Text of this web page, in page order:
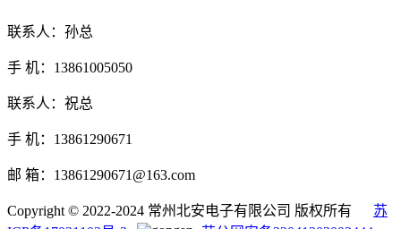
联系人：孙总
手 机：13861005050
联系人：祝总
手 机：13861290671
邮 箱：13861290671@163.com
Copyright © 2022-2024 常州北安电子有限公司 版权所有 苏